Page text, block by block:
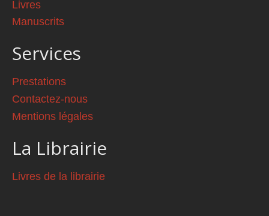
Livres
Manuscrits
Services
Prestations
Contactez-nous
Mentions légales
La Librairie
Livres de la librairie